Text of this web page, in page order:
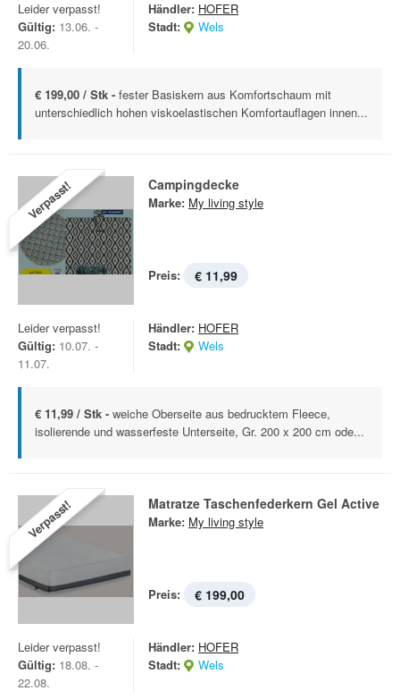
Leider verpasst!
Gültig: 13.06. -
20.06.
Händler: HOFER
Stadt:
Wels
€ 199,00 / Stk - fester Basiskern aus Komfortschaum mit
unterschiedlich hohen viskoelastischen Komfortauflagen innen...
Verpasst! Campingdecke
Marke: My living style
Preis: € 11,99
Leider verpasst!
Gültig: 10.07. -
11.07.
Händler: HOFER
Stadt:
Wels
€ 11,99 / Stk - weiche Oberseite aus bedrucktem Fleece,
isolierende und wasserfeste Unterseite, Gr. 200 x 200 cm ode...
Verpasst! Matratze Taschenfederkern Gel Active
Marke: My living style
Preis: € 199,00
Leider verpasst!
Gültig: 18.08. -
22.08.
Händler: HOFER
Stadt:
Wels